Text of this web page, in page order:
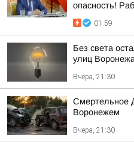
опасность!
01:59
Без света
улиц
Вчера, 21:30
Смертельное
Воронежем
Вчера, 21:30